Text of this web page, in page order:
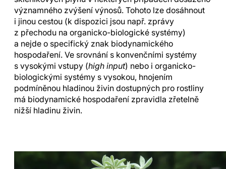
významného zvýšení výnosů. Tohoto lze dosáhnout
i jinou cestou (k dispozici jsou např. zprávy
z přechodu na organicko-biologické systémy)
a nejde o specifický znak biodynamického
hospodaření. Ve srovnání s konvenčními systémy
s vysokými vstupy (high input) nebo i organicko-
biologickými systémy s vysokou, hnojením
podmíněnou hladinou živin dostupných pro rostliny
má biodynamické hospodaření zpravidla zřetelně
nižší hladinu živin.